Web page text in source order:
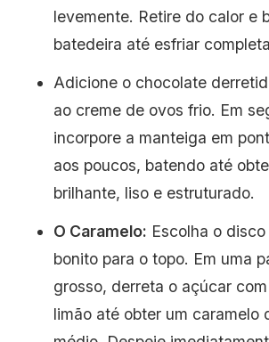
levemente. Retire do calor e
batedeira até esfriar
Adicione o chocolate
ao creme de ovos frio. Em
incorpore a manteiga em
aos poucos, batendo até
brilhante, liso e estruturado.
O Caramelo: Escolha o
bonito para o topo. Em uma
grosso, derreta o açúcar
limão até obter um caramelo